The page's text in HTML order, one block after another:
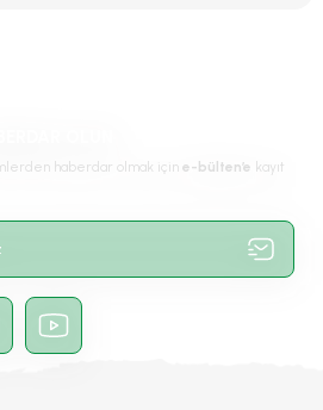
bulunuyor.
olmalı.
haberdar olmak için e-bülten’e kayıt